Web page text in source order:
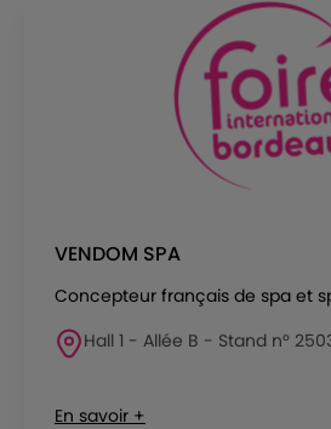
VENDOM SPA
Concepteur français de spa et
Hall 1 - Allée B - Stand n°
En savoir +